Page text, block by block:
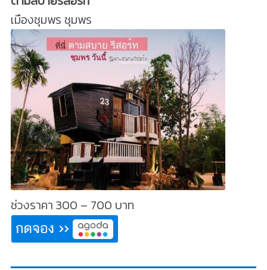
เมืองชุมพร ชุมพร
ช่วงราคา 300 – 700 บาท